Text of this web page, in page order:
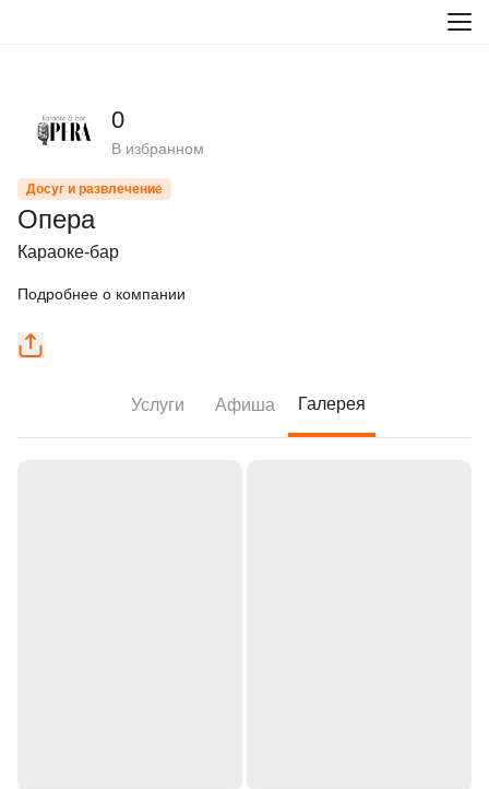
0
В избранном
Досуг и развлечение
Опера
Караоке-бар
Подробнее о компании
Услуги Афиша Галерея